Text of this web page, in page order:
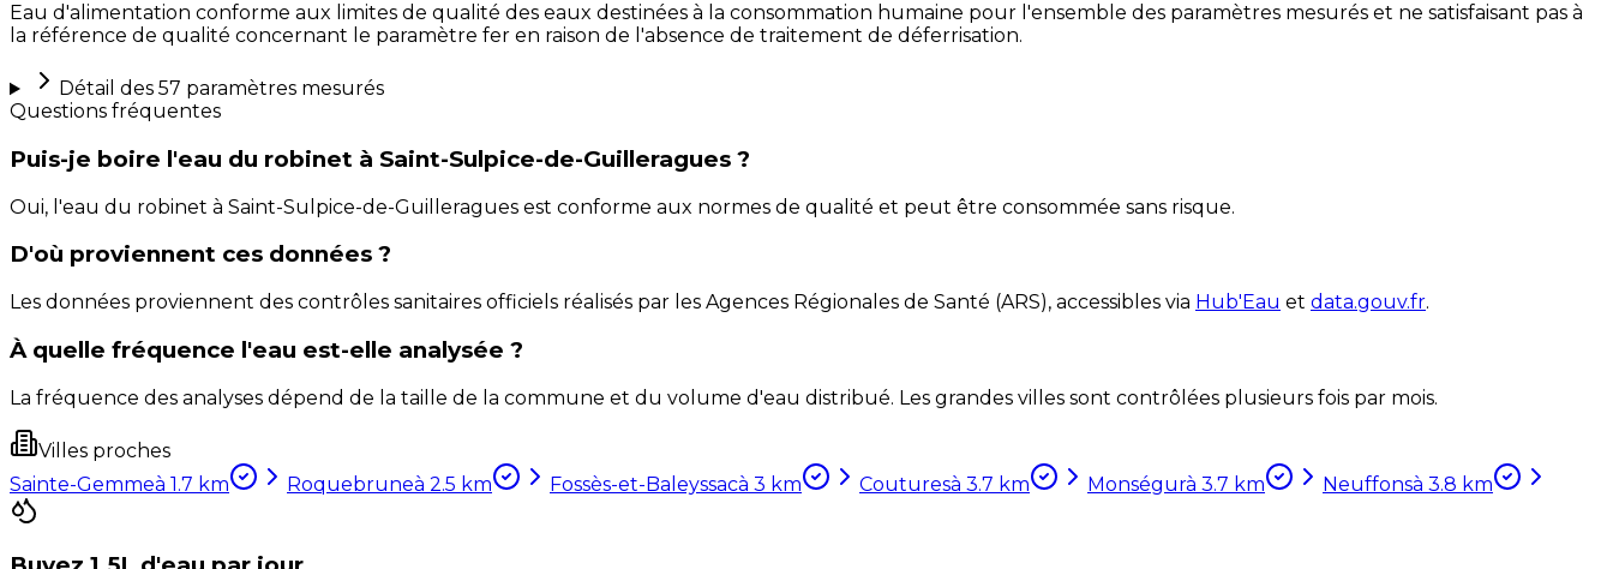
Eau d'alimentation conforme aux limites de qualité des eaux destinées à la consommation humaine pour l'ensemble des paramètres mesurés et ne satisfaisant pas à
la référence de qualité concernant le paramètre fer en raison de l'absence de traitement de déferrisation.
Détail des 57 paramètres mesurés
Questions fréquentes
Puis-je boire l'eau du robinet à Saint-Sulpice-de-Guilleragues ?
Oui, l'eau du robinet à Saint-Sulpice-de-Guilleragues est conforme aux normes de qualité et peut être consommée sans risque.
D'où proviennent ces données ?
Les données proviennent des contrôles sanitaires officiels réalisés par les Agences Régionales de Santé (ARS), accessibles via Hub'Eau et data.gouv.fr.
À quelle fréquence l'eau est-elle analysée ?
La fréquence des analyses dépend de la taille de la commune et du volume d'eau distribué. Les grandes villes sont contrôlées plusieurs fois par mois.
Villes proches
Sainte-Gemmeà 1.7 km Roquebruneà 2.5 km Fossès-et-Baleyssacà 3 km Couturesà 3.7 km Monségurà 3.7 km Neuffonsà 3.8 km